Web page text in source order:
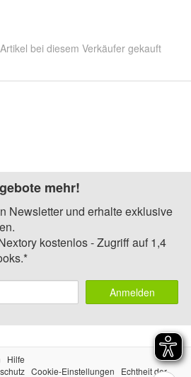
bei diesem Verkäufer gekauft
mehr!
Newsletter und erhalte exklusive
kostenlos - Zugriff auf 1,4
Anmelden
Hilfe
Cookie-Einstellungen Echtheit der